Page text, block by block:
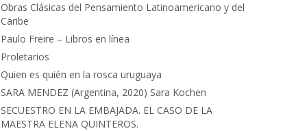
Obras Clásicas del Pensamiento Latinoamericano y del
Caribe
Paulo Freire – Libros en línea
Proletarios
Quien es quién en la rosca uruguaya
SARA MENDEZ (Argentina, 2020) Sara Kochen
SECUESTRO EN LA EMBAJADA. EL CASO DE LA
MAESTRA ELENA QUINTEROS.